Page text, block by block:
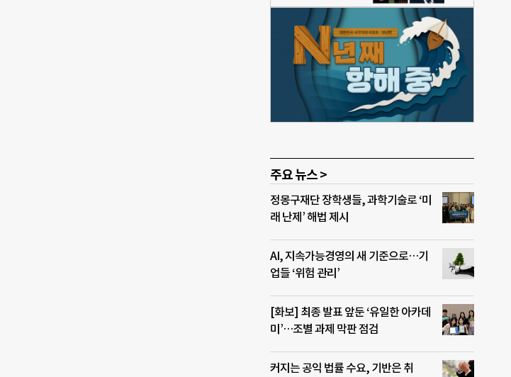
주요 뉴스 >
정몽구재단 장학생들, 과학기술로 ‘미
래 난제’ 해법 제시
AI, 지속가능경영의 새 기준으로…기
업들 ‘위험 관리’
[화보] 최종 발표 앞둔 ‘유일한 아카데
미’…조별 과제 막판 점검
커지는 공익 법률 수요, 기반은 취